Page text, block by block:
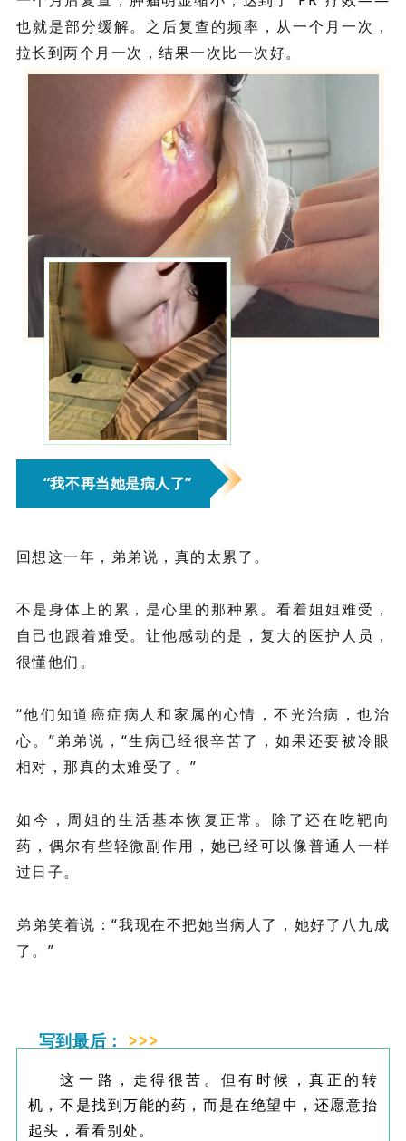
也就是部分缓解。之后复查的频率，从一个月一次，
拉长到两个月一次，结果一次比一次好。
“我不再当她是病人了”
回想这一年，弟弟说，真的太累了。
不是身体上的累，是心里的那种累。看着姐姐难受，
自己也跟着难受。让他感动的是，复大的医护人员，
很懂他们。
“他们知道癌症病人和家属的心情，不光治病，也治
心。”弟弟说，“生病已经很辛苦了，如果还要被冷眼
相对，那真的太难受了。”
如今，周姐的生活基本恢复正常。除了还在吃靶向
药，偶尔有些轻微副作用，她已经可以像普通人一样
过日子。
弟弟笑着说：“我现在不把她当病人了，她好了八九成
了。”
写到最后：
这一路，走得很苦。但有时候，真正的转
机，不是找到万能的药，而是在绝望中，还愿意抬
起头，看看别处。